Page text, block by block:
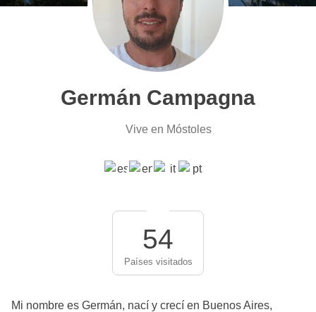
Germán Campagna
Vive en Móstoles
54
Países visitados
Mi nombre es Germán, nací y crecí en Buenos Aires,